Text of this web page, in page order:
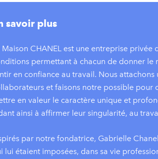
savoir plus
Maison CHANEL est une entreprise
permettant à chacun de donner le
en confiance au travail. Nous
et faisons notre possible pour
en valeur le caractère unique et
ainsi à affirmer leur singularité, au
par notre fondatrice, Gabrielle
lui étaient imposées, dans sa vie